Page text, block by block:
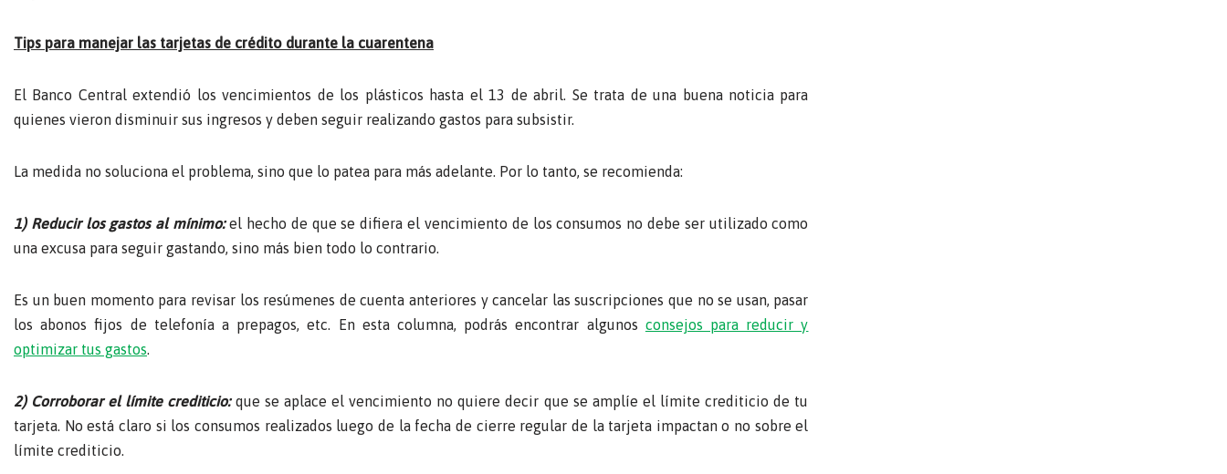
Tips para manejar las tarjetas de crédito durante la cuarentena
El Banco Central extendió los vencimientos de los plásticos hasta el 13 de abril. Se trata de una buena noticia para
quienes vieron disminuir sus ingresos y deben seguir realizando gastos para subsistir.
La medida no soluciona el problema, sino que lo patea para más adelante. Por lo tanto, se recomienda:
1) Reducir los gastos al mínimo: el hecho de que se difiera el vencimiento de los consumos no debe ser utilizado como
una excusa para seguir gastando, sino más bien todo lo contrario.
Es un buen momento para revisar los resúmenes de cuenta anteriores y cancelar las suscripciones que no se usan, pasar
los abonos fijos de telefonía a prepagos, etc. En esta columna, podrás encontrar algunos consejos para reducir y
optimizar tus gastos.
2) Corroborar el límite crediticio: que se aplace el vencimiento no quiere decir que se amplíe el límite crediticio de tu
tarjeta. No está claro si los consumos realizados luego de la fecha de cierre regular de la tarjeta impactan o no sobre el
límite crediticio.